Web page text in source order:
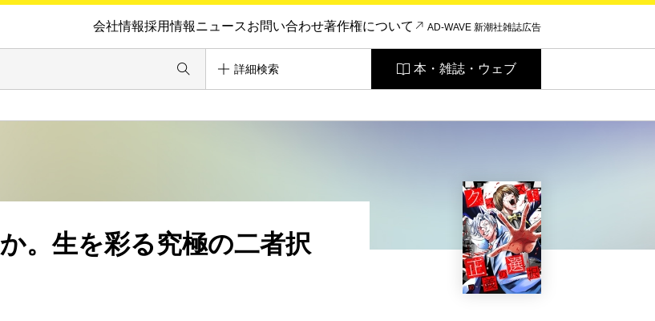
会社情報採用情報ニュースお問い合わせ著作権について AD-WAVE 新潮社雑誌広告
詳細検索 本・雑誌・ウェブ
。生を彩る究極の二者択